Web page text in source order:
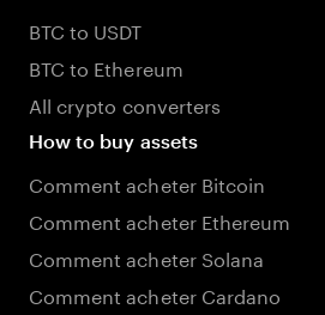
BTC to USDT
BTC to Ethereum
All crypto converters
How to buy assets
Comment acheter Bitcoin
Comment acheter Ethereum
Comment acheter Solana
Comment acheter Cardano